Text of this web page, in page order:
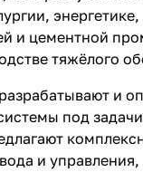
энергетике,
и цементной
тяжёлого
и
под
и управления,